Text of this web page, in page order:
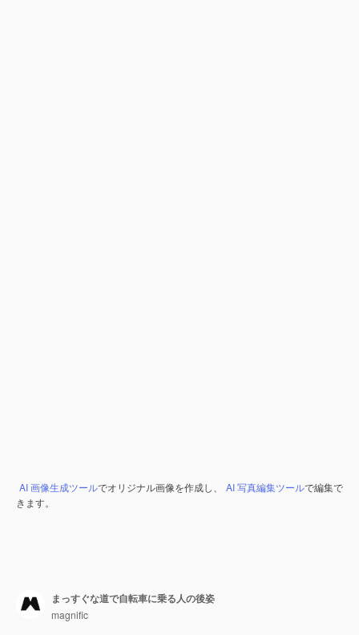
AI 画像生成ツールでオリジナル画像を作成し、 AI 写真編集ツールで編集で
きます。
まっすぐな道で自転車に乗る人の後姿
magnific